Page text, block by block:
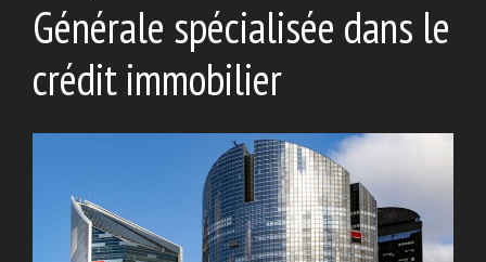
Générale spécialisée dans le
crédit immobilier